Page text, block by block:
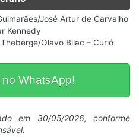
José Artur de Carvalho
Kennedy
Olavo Bilac – Curió
WhatsApp!
em 30/05/2026, conforme